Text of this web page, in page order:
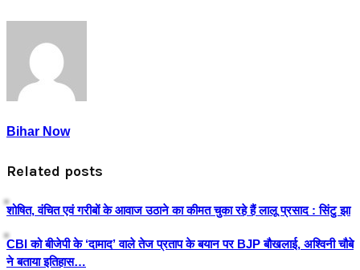
Bihar Now
Related posts
शोषित, वंचित एवं गरीबों के आवाज उठाने का कीमत चुका रहे हैं लालू प्रसाद : सिंटु झा
CBI को बीजेपी के ‘दामाद’ वाले तेज प्रताप के बयान पर BJP बौखलाई, अश्विनी चौबे
ने बताया इतिहास…